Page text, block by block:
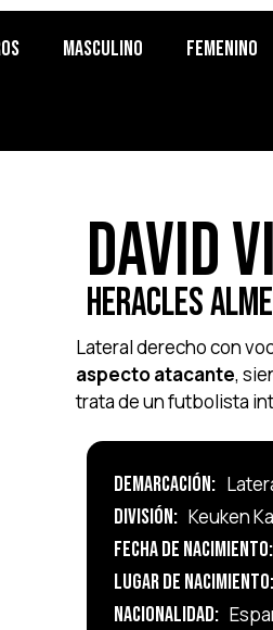
Masculino Femenino
David
Heracles
Lateral derecho con
aspecto atacante,
trata de un futbolista
Demarcación:
División: Keuken
Fecha de Nacimiento:
Lugar de Nacimiento:
Nacionalidad: